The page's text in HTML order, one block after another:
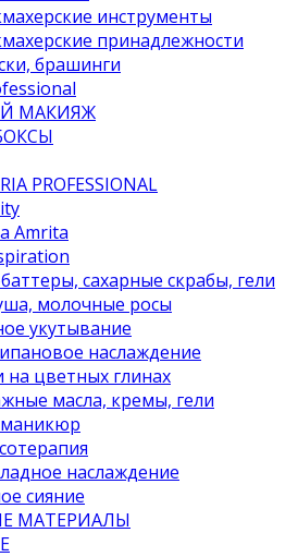
инструменты
принадлежности
брашинги
МАКИЯЖ
PROFESSIONAL
Amrita
сахарные скрабы, гели
молочные росы
укутывание
наслаждение
на цветных глинах
масла, кремы, гели
наслаждение
сияние
МАТЕРИАЛЫ